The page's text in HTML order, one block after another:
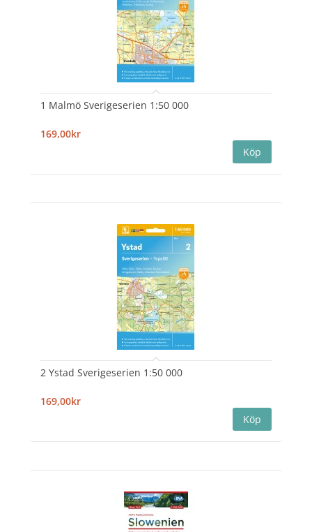
1 Malmö Sverigeserien 1:50 000
169,00kr
2 Ystad Sverigeserien 1:50 000
169,00kr